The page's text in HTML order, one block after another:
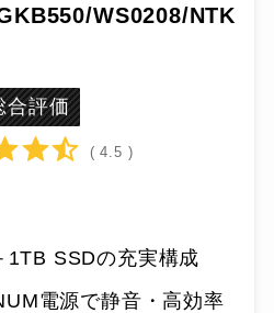
WS0208/NTK
合評価
( 4.5 )
1TB SSDの充実構成
電源で静音・高効率